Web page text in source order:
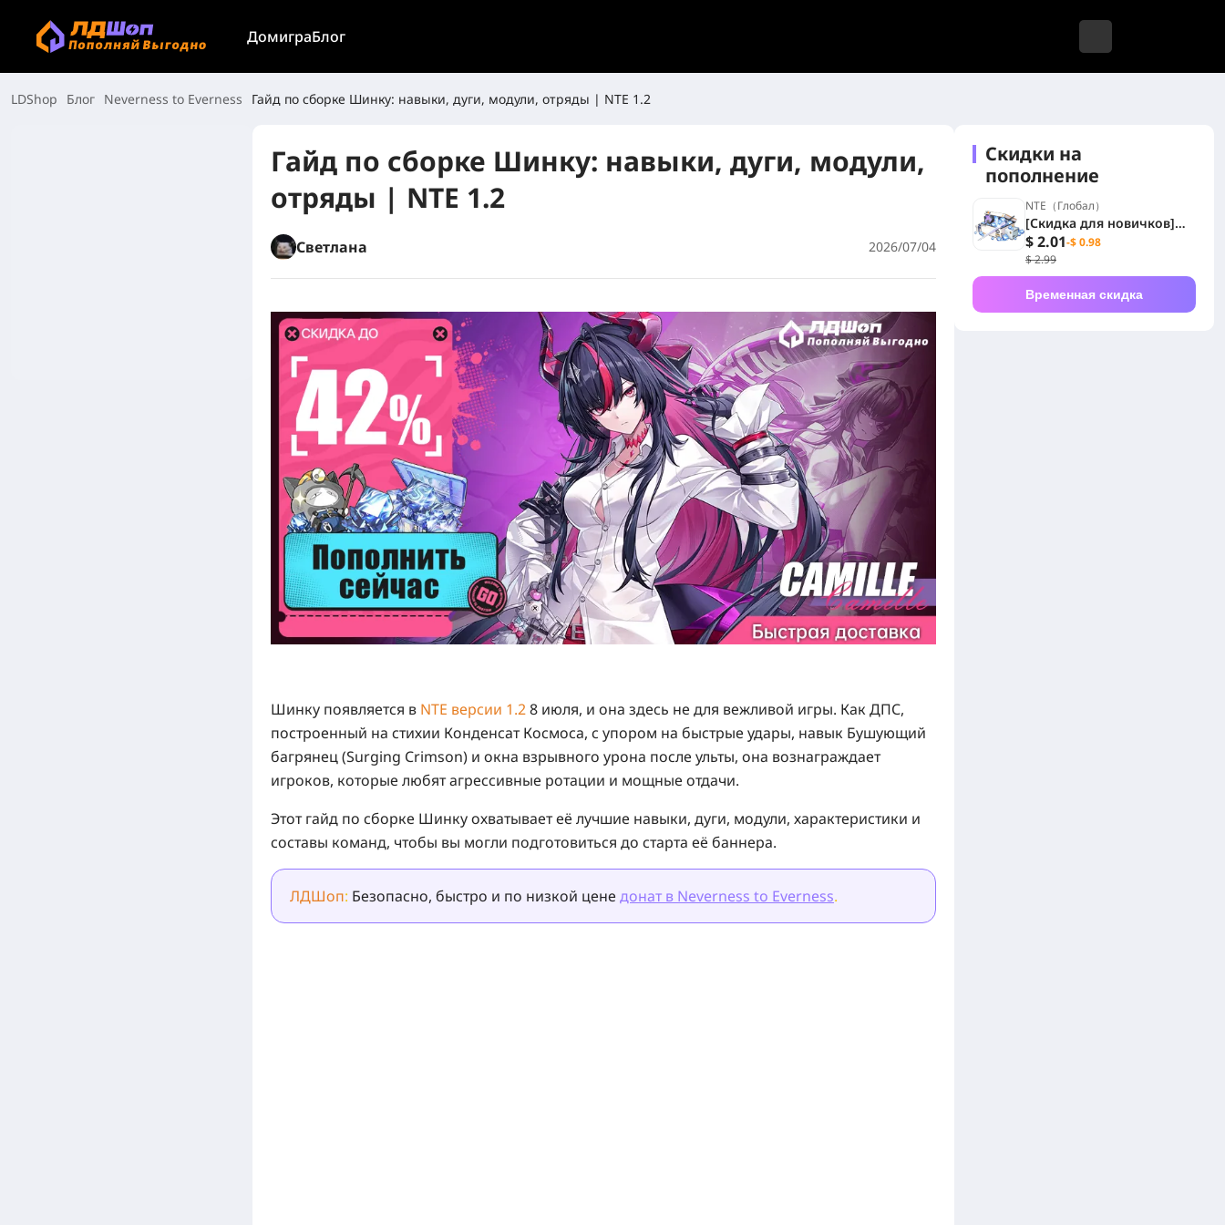
ДомиграБлог
LDShop Блог Neverness to Everness Гайд по сборке Шинку: навыки, дуги, модули, отряды | NTE 1.2
Гайд по сборке Шинку: навыки, дуги, модули,
отряды | NTE 1.2
Светлана 2026/07/04
Шинку появляется в NTE версии 1.28 июля, и она здесь не для вежливой игры. Как ДПС,
построенный на стихии Конденсат Космоса, с упором на быстрые удары, навык Бушующий
багрянец (Surging Crimson) и окна взрывного урона после ульты, она вознаграждает
игроков, которые любят агрессивные ротации и мощные отдачи.
Этот гайд по сборке Шинкуохватывает её лучшие навыки, дуги, модули, характеристики и
составы команд, чтобы вы могли подготовиться до старта её баннера.
ЛДШоп: Безопасно, быстро и по низкой цене донат в Neverness to Everness.
Скидки на
пополнение
NTE（Глобал）
[Скидка для новичков]
Набор дуги
«Ограниченная пресса»
$ 2.01-$ 0.98
$ 2.99
Временная скидка